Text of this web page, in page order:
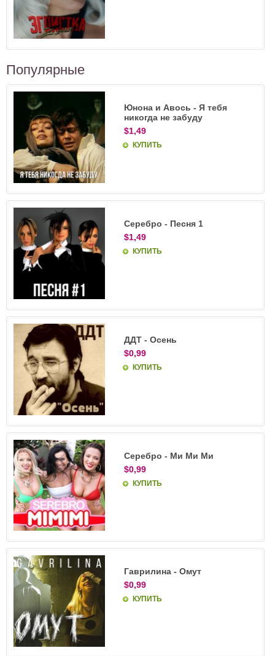
Популярные
Юнона и Авось - Я тебя
никогда не забуду
$1,49
КУПИТЬ
Серебро - Песня 1
$1,49
КУПИТЬ
ДДТ - Осень
$0,99
КУПИТЬ
Серебро - Ми Ми Ми
$0,99
КУПИТЬ
Гаврилина - Омут
$0,99
КУПИТЬ